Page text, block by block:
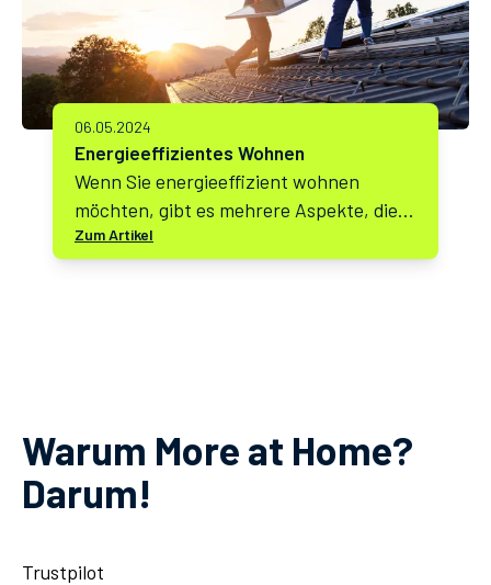
06.05.2024
Energieeffizientes Wohnen
Wenn Sie energieeffizient wohnen
möchten, gibt es mehrere Aspekte, die
Sie beachten sollten. Hier sind einige
wichtige Punkte:
Zum Artikel
Warum More at Home?
Darum!
Trustpilot